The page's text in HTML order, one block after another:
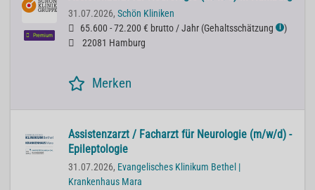
Premium
31.07.2026, Schön Kliniken
65.600 - 72.200 € brutto / Jahr (Gehaltsschätzung ℹ )
22081 Hamburg
Merken
Assistenzarzt / Facharzt für Neurologie (m/w/d) -
Epileptologie
31.07.2026, Evangelisches Klinikum Bethel |
Krankenhaus Mara